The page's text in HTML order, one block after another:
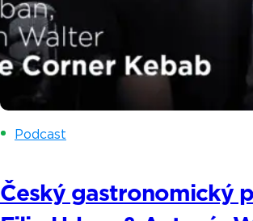
Podcast
Český gastronomický